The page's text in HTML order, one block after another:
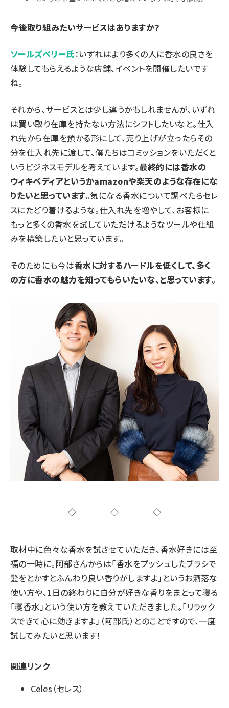
――今後取り組みたいサービスはありますか？
ソールズベリー氏：いずれはより多くの人に香水の良さを
体験してもらえるような店舗、イベントを開催したいです
ね。
それから、サービスとは少し違うかもしれませんが、いずれ
は買い取り在庫を持たない方法にシフトしたいなと。仕入
れ先から在庫を預かる形にして、売り上げが立ったらその
分を仕入れ先に渡して、僕たちはコミッションをいただくと
いうビジネスモデルを考えています。最終的には香水の
ウィキペディアというかamazonや楽天のような存在にな
りたいと思っています。気になる香水について調べたらセレ
スにたどり着けるような。仕入れ先を増やして、お客様に
もっと多くの香水を試していただけるようなツールや仕組
みを構築したいと思っています。
そのためにも今は香水に対するハードルを低くして、多く
の方に香水の魅力を知ってもらいたいな、と思っています。
◇◇◇
取材中に色々な香水を試させていただき、香水好きには至
福の一時に。阿部さんからは「香水をプッシュしたブラシで
髪をとかすとふんわり良い香りがしますよ」というお洒落な
使い方や、1日の終わりに自分が好きな香りをまとって寝る
「寝香水」という使い方を教えていただきました。「リラック
スできて心に効きますよ」（阿部氏）とのことですので、一度
試してみたいと思います！
関連リンク
Celes（セレス）